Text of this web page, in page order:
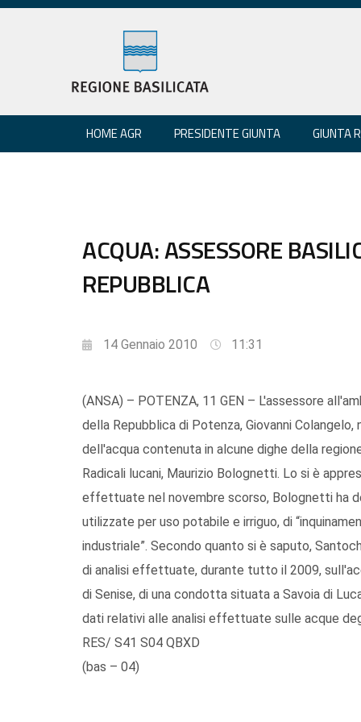
HOME AGR PRESIDENTE GIUNTA GIUNTA
ACQUA: ASSESSORE
REPUBBLICA
14 Gennaio 2010 11:31
(ANSA) – POTENZA, 11 GEN – L'assessore
della Repubblica di Potenza, Giovanni
dell'acqua contenuta in alcune dighe della
Radicali lucani, Maurizio Bolognetti. Lo si è
effettuate nel novembre scorso, Bolognetti ha
utilizzate per uso potabile e irriguo, di
industriale”. Secondo quanto si è saputo,
di analisi effettuate, durante tutto il 2009,
di Senise, di una condotta situata a Savoia di
dati relativi alle analisi effettuate sulle acque
RES/ S41 S04 QBXD
(bas – 04)